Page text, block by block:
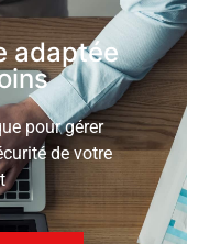
adaptée
pour gérer
de votre